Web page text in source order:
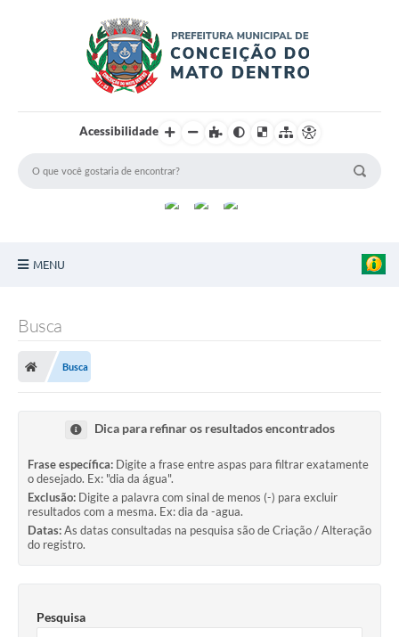
Acessibilidade
MENU
Turismo
Transparência
Legislação
Ouvidoria
Procuradoria Jurídica - Consultoria Administrativa
Serviços da Secretaria Municipal de Fazenda
Controle Interno
Busca
Busca
Dica para refinar os resultados encontrados
Frase específica: Digite a frase entre aspas para filtrar exatamente
o desejado. Ex: "dia da água".
Exclusão: Digite a palavra com sinal de menos (-) para excluir
resultados com a mesma. Ex: dia da -agua.
Datas:As datas consultadas na pesquisa são de Criação / Alteração
do registro.
Pesquisa